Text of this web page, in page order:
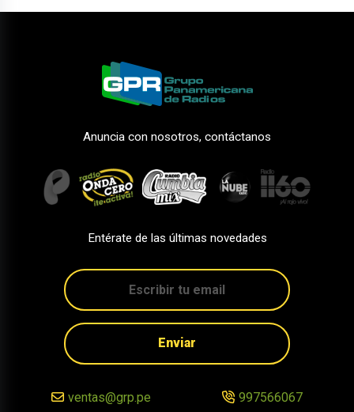
Anuncia con nosotros, contáctanos
Entérate de las últimas novedades
Enviar
ventas@grp.pe 997566067